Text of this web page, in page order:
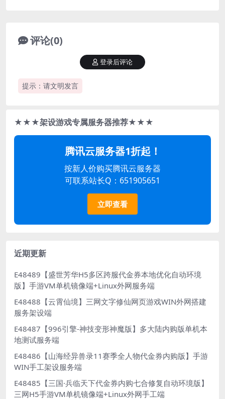
评论(0)
提示：请文明发言
登录后评论
★★★架设游戏专属服务器推荐★★★
腾讯云服务器1折起！
按新人价购买腾讯云服务器
可联系站长Q：651905651
立即查看
近期更新
E48489【盛世芳华H5多区跨服代金券本地优化自动环境
版】手游VM单机镜像端+Linux外网服务端
E48488【云霄仙境】三网文字修仙网页游戏WIN外网搭建
服务架设端
E48487【996引擎-神技变形神魔版】多大陆内购版单机本
地测试服务端
E48486【山海经异兽录11赛季全人物代金券内购版】手游
WIN手工架设服务端
E48485【三国·兵临天下代金券内购七合修复自动环境版】
三网H5手游VM单机镜像端+Linux外网手工端